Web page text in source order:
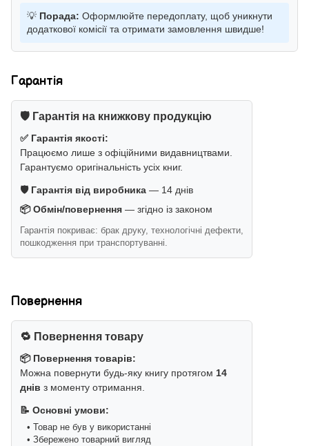
💡 Порада: Оформлюйте передоплату, щоб уникнути
додаткової комісії та отримати замовлення швидше!
Гарантія
🛡️ Гарантія на книжкову продукцію
✅ Гарантія якості:
Працюємо лише з офіційними видавництвами.
Гарантуємо оригінальність усіх книг.
🛡️ Гарантія від виробника — 14 днів
📦 Обмін/повернення — згідно із законом
Гарантія покриває: брак друку, технологічні дефекти,
пошкодження при транспортуванні.
Повернення
🔁 Повернення товару
📦 Повернення товарів:
Можна повернути будь-яку книгу протягом 14
днів з моменту отримання.
📝 Основні умови:
• Товар не був у використанні
• Збережено товарний вигляд